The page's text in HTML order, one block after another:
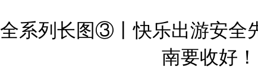
系列长图③丨快乐出游安全
南要收好！